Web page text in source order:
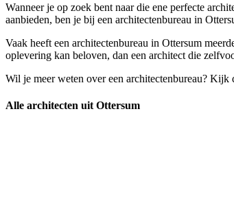
Wanneer je op zoek bent naar die ene perfecte
aanbieden, ben je bij een architectenbureau in
Vaak heeft een architectenbureau in Ottersum
oplevering kan beloven, dan een architect die
Wil je meer weten over een architectenbureau?
Alle architecten uit Ottersum